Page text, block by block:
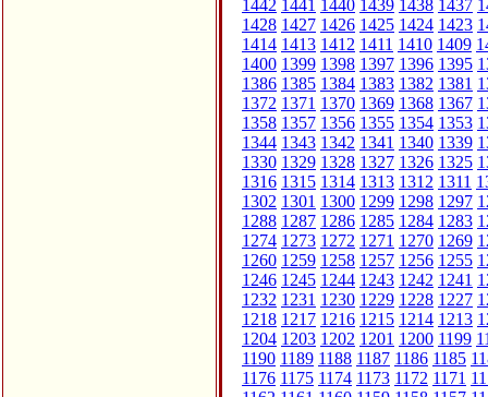
1442 1441 1440 1439 1438 1437
1428 1427 1426 1425 1424 1423
1414 1413 1412 1411 1410 1409
1400 1399 1398 1397 1396 1395
1386 1385 1384 1383 1382 1381
1372 1371 1370 1369 1368 1367
1358 1357 1356 1355 1354 1353
1344 1343 1342 1341 1340 1339
1330 1329 1328 1327 1326 1325
1316 1315 1314 1313 1312 1311
1302 1301 1300 1299 1298 1297
1288 1287 1286 1285 1284 1283
1274 1273 1272 1271 1270 1269
1260 1259 1258 1257 1256 1255
1246 1245 1244 1243 1242 1241
1232 1231 1230 1229 1228 1227
1218 1217 1216 1215 1214 1213
1204 1203 1202 1201 1200 1199
1190 1189 1188 1187 1186 1185
1176 1175 1174 1173 1172 1171